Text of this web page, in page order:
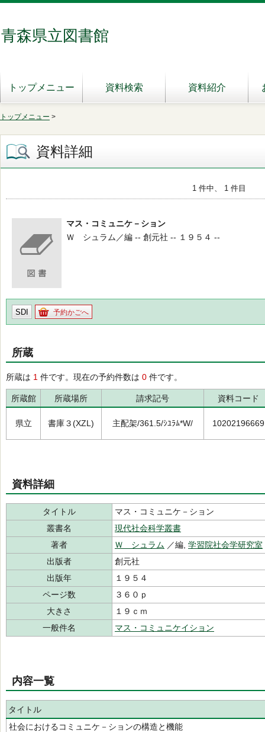
青森県立図書館
トップメニュー 資料検索 資料紹介
トップメニュー >
資料詳細
1 件中、 1 件目
マス・コミュニケ－ション
Ｗ シュラム／編 -- 創元社 -- １９５４ --
SDI 予約かごへ
所蔵
所蔵は 1 件です。現在の予約件数は 0 件です。
所蔵館 所蔵場所 請求記号 資料コード
県立 書庫３(XZL) 主配架/361.5/ｼﾕﾗﾑ*W/ 10202196669
資料詳細
タイトル
マス・コミュニケ－ション
叢書名
現代社会科学叢書
著者
Ｗ シュラム ／編, 学習院社会学研究室
出版者
創元社
出版年
１９５４
ページ数
３６０ｐ
大きさ
１９ｃｍ
一般件名
マス・コミュニケイション
内容一覧
タイトル
社会におけるコミュニケ－ションの構造と機能